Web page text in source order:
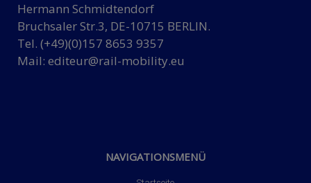
Hermann Schmidtendorf
Bruchsaler Str.3, DE-10715 BERLIN.
Tel. (+49)(0)157 8653 9357
Mail: editeur@rail-mobility.eu
NAVIGATIONSMENÜ